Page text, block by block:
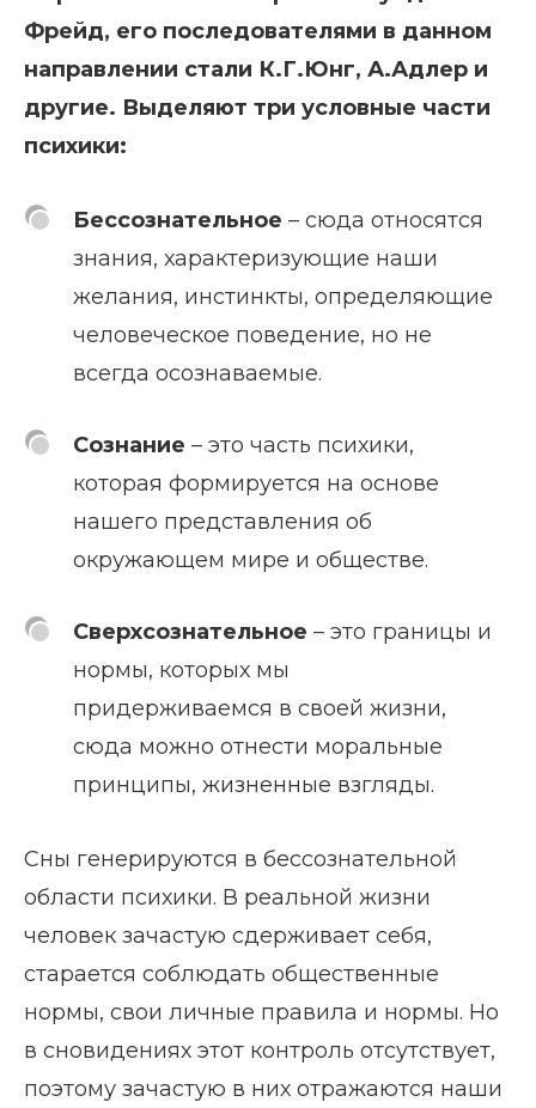
Фрейд, его последователями в данном
направлении стали К.Г.Юнг, А.Адлер и
другие. Выделяют три условные части
психики:
Бессознательное – сюда относятся
знания, характеризующие наши
желания, инстинкты, определяющие
человеческое поведение, но не
всегда осознаваемые.
Сознание – это часть психики,
которая формируется на основе
нашего представления об
окружающем мире и обществе.
Сверхсознательное – это границы и
нормы, которых мы
придерживаемся в своей жизни,
сюда можно отнести моральные
принципы, жизненные взгляды.
Сны генерируются в бессознательной
области психики. В реальной жизни
человек зачастую сдерживает себя,
старается соблюдать общественные
нормы, свои личные правила и нормы. Но
в сновидениях этот контроль отсутствует,
поэтому зачастую в них отражаются наши